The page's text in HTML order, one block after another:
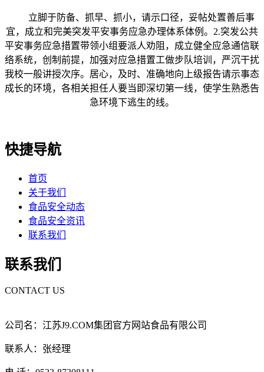
立脚于防备、抓早、抓小，请示口径，妥帖处置善后事
宜，成立和完美突发平安事务应急办理体系体例。2.突发公共
平安事务应急措置带领小组要派人劝阻，成立健全应急通信联
络系统，创制前提，加强对应急措置工做步队培训，严沉干扰
我校一般讲授次序。居心，及时、准确地向上级报告请示事态
成长的环境，各相关担任人要当即深切第一线，使学生熟悉告
急环境下逃生的线。
快捷导航
首页
关于我们
食品安全动态
食品安全资讯
联系我们
联系我们
CONTACT US
公司名：江苏J9.COM集团官方网站食品有限公司
联系人：张经理